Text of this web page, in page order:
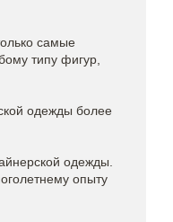
самые
типу фигур,
одежды более
одежды.
опыту